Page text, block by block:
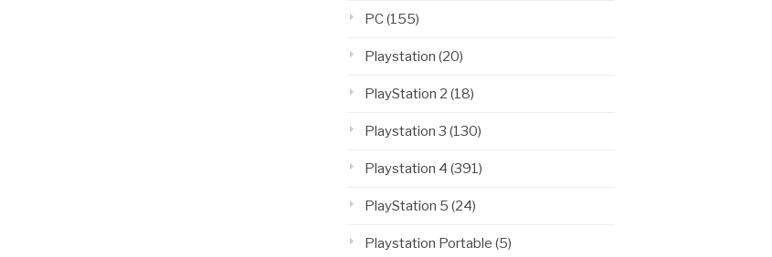
PC(155)
Playstation (20)
PlayStation 2 (18)
Playstation 3 (130)
Playstation 4 (391)
PlayStation 5 (24)
Playstation Portable (5)